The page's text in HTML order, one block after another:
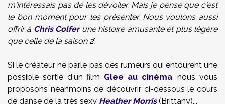
m'intéressais pas de les dévoiler. Mais je pense que c'est
le bon moment pour les présenter. Nous voulons aussi
offrir à Chris Colferune histoire amusante et plus légère
que celle de la saison 2".
Si le créateur ne parle pas des rumeurs qui entourent une
possible sortie d'un film Glee au cinéma, nous vous
proposons néanmoins de découvrir ci-dessous le cours
de danse de la très sexy Heather Morris(Brittany)...